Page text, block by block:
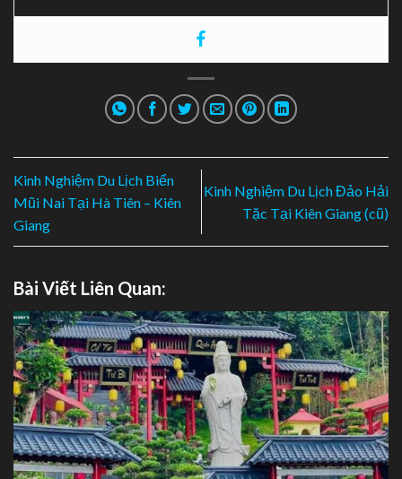
Kinh Nghiệm Du Lịch Biển
Mũi Nai Tại Hà Tiên – Kiên
Giang
Kinh Nghiệm Du Lịch Đảo Hải
Tặc Tại Kiên Giang (cũ)
Bài Viết Liên Quan: